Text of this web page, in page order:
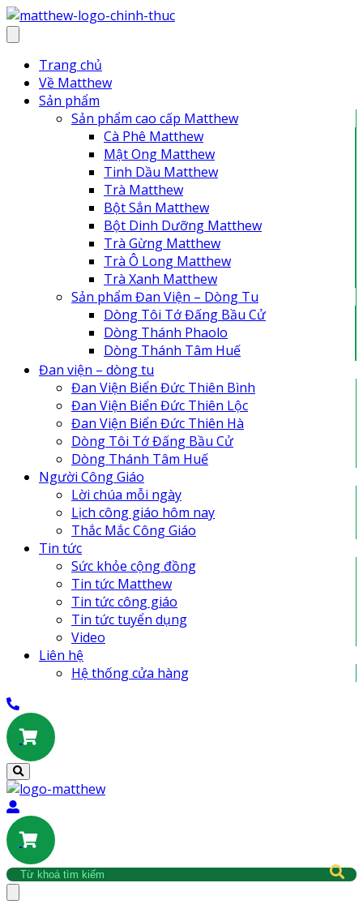
Skip
to
Trang chủ
Về Matthew
Sản phẩm
Sản phẩm cao cấp Matthew
Cà Phê Matthew
Mật Ong Matthew
Tinh Dầu Matthew
Trà Matthew
Bột Sắn Matthew
Bột Dinh Dưỡng Matthew
Trà Gừng Matthew
Trà Ô Long Matthew
Trà Xanh Matthew
Sản phẩm Đan Viện – Dòng Tu
Dòng Tôi Tớ Đấng Bầu Cử
Dòng Thánh Phaolo
Dòng Thánh Tâm Huế
Đan Viện Biển Đức Thiên Lộc
Đan Viện Biển Đức Thiên Bình
Đan Viện Biển Đức Thiên Hà
Đan viện Thiên An
Tu Hội Nô Tỳ Thiên Chúa
Tu Viện Nữ Vương Hòa Bình
Cô Nhi Viện Thánh An Bùi Chu
Trung Tâm Khiếm Thị Nhật Hồng
Đan viện – dòng tu
Đan Viện Biển Đức Thiên Bình
Đan Viện Biển Đức Thiên Lộc
Đan Viện Biển Đức Thiên Hà
Dòng Tôi Tớ Đấng Bầu Cử
Dòng Thánh Tâm Huế
Người Công Giáo
Lời chúa mỗi ngày
Lịch công giáo hôm nay
Thắc Mắc Công Giáo
Tin tức
Sức khỏe cộng đồng
Tin tức Matthew
Tin tức công giáo
Tin tức tuyển dụng
Video
Liên hệ
Hệ thống cửa hàng